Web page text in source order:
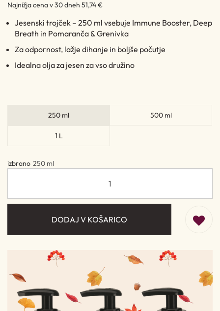
Najnižja cena v 30 dneh 51,74 €
Jesenski trojček – 250 ml vsebuje Immune Booster, Deep
Breath in Pomaranča & Grenivka
Za odpornost, lažje dihanje in boljše počutje
Idealna olja za jesen za vso družino
250 ml 500 ml
1 L
izbrano 250 ml
DODAJ V KOŠARICO